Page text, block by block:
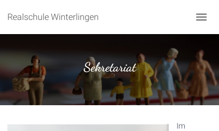
Realschule Winterlingen
Sekretariat
Im